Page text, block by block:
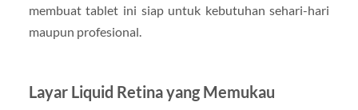
membuat tablet ini siap untuk kebutuhan sehari-hari
maupun profesional.
Layar Liquid Retina yang Memukau